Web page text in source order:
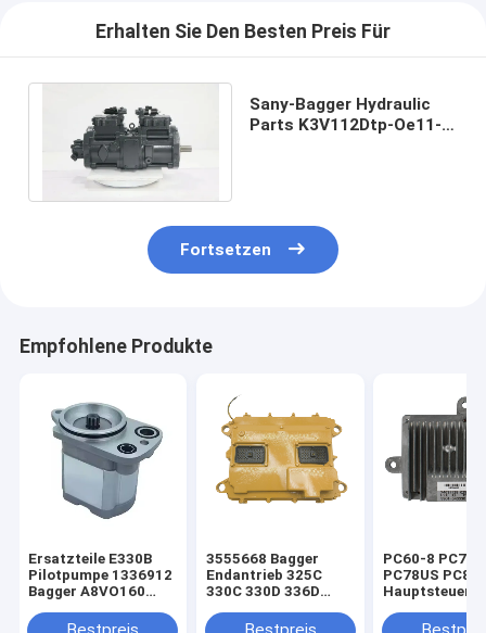
Erhalten Sie Den Besten Preis Für
Sany-Bagger Hydraulic
Parts K3V112Dtp-Oe11-
Fortsetzen
Empfohlene Produkte
Ersatzteile E330B
Pilotpumpe 1336912
Bagger A8VO160
1336912
3555668 Bagger
Endantrieb 325C
330C 330D 336D
Reisemotor
PC60-8 PC70-
PC78US PC88
Ersatzteile